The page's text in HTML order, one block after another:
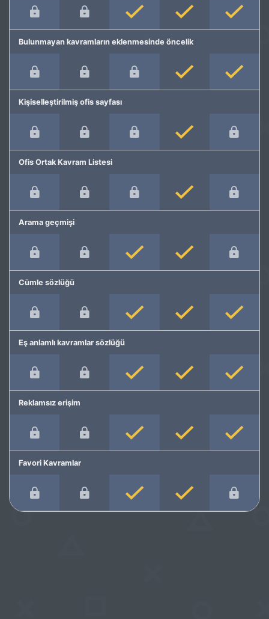
Bulunmayan kavramların eklenmesinde öncelik
Kişiselleştirilmiş ofis sayfası
Ofis Ortak Kavram Listesi
Arama geçmişi
Cümle sözlüğü
Eş anlamlı kavramlar sözlüğü
Reklamsız erişim
Favori Kavramlar